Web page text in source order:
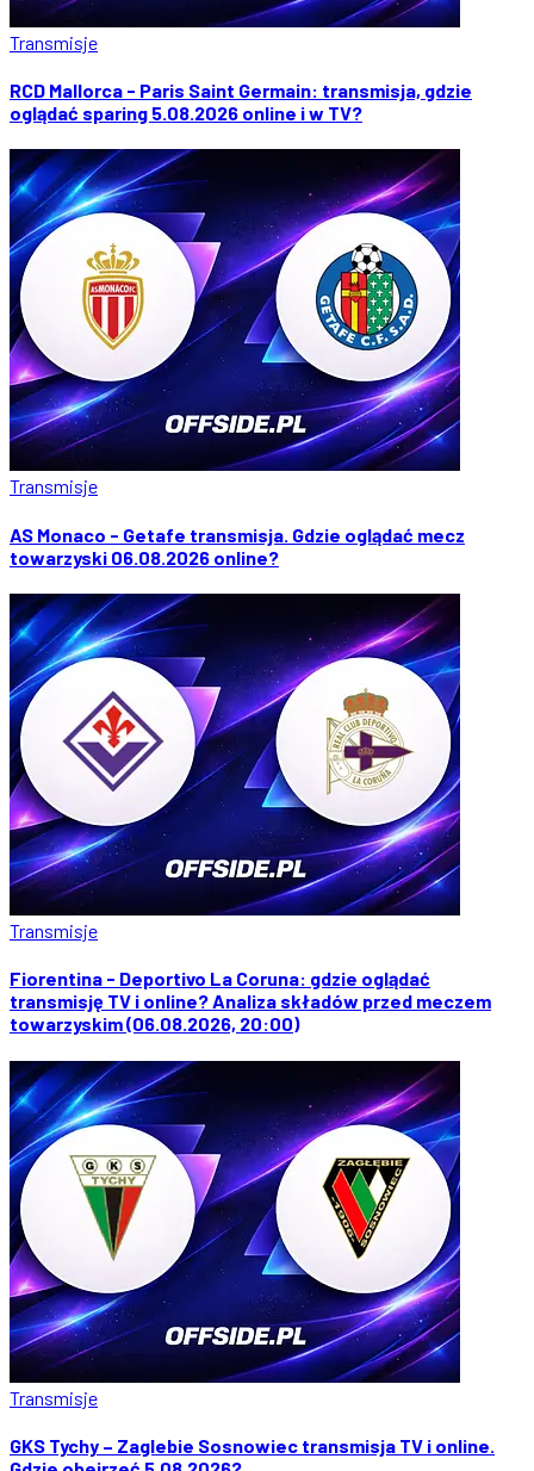
Transmisje
RCD Mallorca - Paris Saint Germain: transmisja, gdzie
oglądać sparing 5.08.2026 online i w TV?
Transmisje
AS Monaco - Getafe transmisja. Gdzie oglądać mecz
towarzyski 06.08.2026 online?
Transmisje
Fiorentina - Deportivo La Coruna: gdzie oglądać
transmisję TV i online? Analiza składów przed meczem
towarzyskim (06.08.2026, 20:00)
Transmisje
GKS Tychy – Zaglebie Sosnowiec transmisja TV i online.